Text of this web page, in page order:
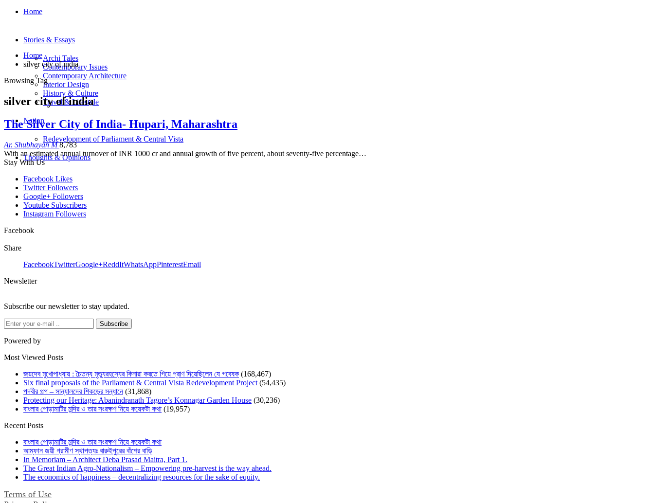
Home
Stories & Essays
Archi Tales
Contemporary Issues
Contemporary Architecture
Interior Design
History & Culture
Travel & Lifestyle
Nation
Redevelopment of Parliament & Central Vista
Thoughts & Opinions
Home
silver city of india
Browsing Tag
silver city of india
The Silver City of India- Hupari, Maharashtra
Ar. Shubhayan M8,783
With an estimated annual turnover of INR 1000 cr and annual growth of five percent, about seventy-five percentage…
Stay With Us
Facebook Likes
Twitter Followers
Google+ Followers
Youtube Subscribers
Instagram Followers
Facebook
Share
FacebookTwitterGoogle+ReddItWhatsAppPinterestEmail
Newsletter
Subscribe our newsletter to stay updated.
Subscribe
Powered by
Most Viewed Posts
জয়দেব মুখোপাধ্যায় : চৈতন্য মৃত্যুরহস্যের কিনারা করতে গিয়ে প্রাণ দিয়েছিলেন যে গবেষক (168,467)
Six final proposals of the Parliament & Central Vista Redevelopment Project (54,435)
পদবীর গল্প – সান্যালদের শিকড়ের সন্ধানে (31,868)
Protecting our Heritage: Abanindranath Tagore’s Konnagar Garden House (30,236)
বাংলার পোড়ামাটির মন্দির ও তার সংরক্ষণ নিয়ে কয়েকটা কথা (19,957)
Recent Posts
বাংলার পোড়ামাটির মন্দির ও তার সংরক্ষণ নিয়ে কয়েকটা কথা
আম্ফান জয়ী গ্রামীণ স্থাপত্যঃ বারুইপুরের বাঁশের বাড়ি
In Memoriam – Architect Deba Prasad Maitra, Part 1.
The Great Indian Agro-Nationalism – Empowering pre-harvest is the way ahead.
The economics of happiness – decentralizing resources for the sake of equity.
Terms of Use